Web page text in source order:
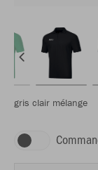
gris clair mélange